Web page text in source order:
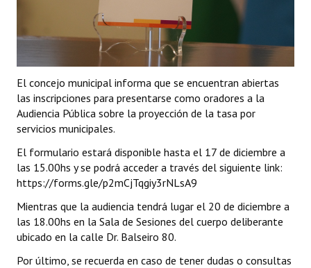
Carta Orgánica 2007
Reglamento Interno
Digesto
Organigrama
DOCUMENTOS
Informes de Gestión
Dictámenes Asesoría Letrada
Actas de Sesión
El concejo municipal informa que se encuentran abiertas
las inscripciones para presentarse como oradores a la
Audiencia Pública sobre la proyección de la tasa por
servicios municipales.
El formulario estará disponible hasta el 17 de diciembre a
las 15.00hs y se podrá acceder a través del siguiente link:
https://forms.gle/p2mCjTqgiy3rNLsA9
Mientras que la audiencia tendrá lugar el 20 de diciembre a
las 18.00hs en la Sala de Sesiones del cuerpo deliberante
ubicado en la calle Dr. Balseiro 80.
Por último, se recuerda en caso de tener dudas o consultas